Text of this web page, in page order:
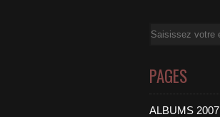
Email
PAGES
ALBUMS 2007